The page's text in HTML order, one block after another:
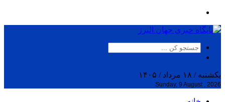
یکشنبه / ۱۸ مرداد / ۱۴۰۵
Sunday, 9 August , 2026